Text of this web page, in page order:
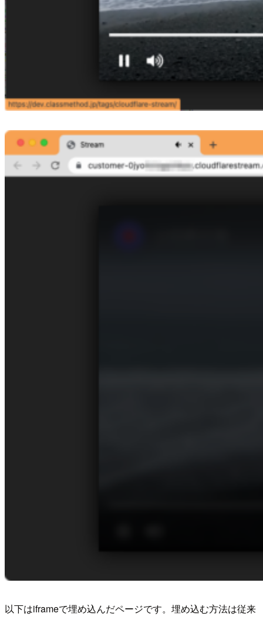
以下はiframeで埋め込んだページです。埋め込む方法は従来